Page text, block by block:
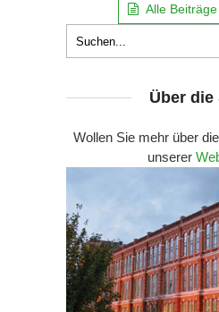
Alle
Über die
Wollen Sie mehr über
unserer